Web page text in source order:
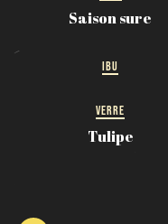
Saison sure
IBU
VERRE
Tulipe